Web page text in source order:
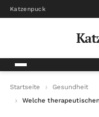
Katzenpuck
Startseite
Gesundheit
Welche